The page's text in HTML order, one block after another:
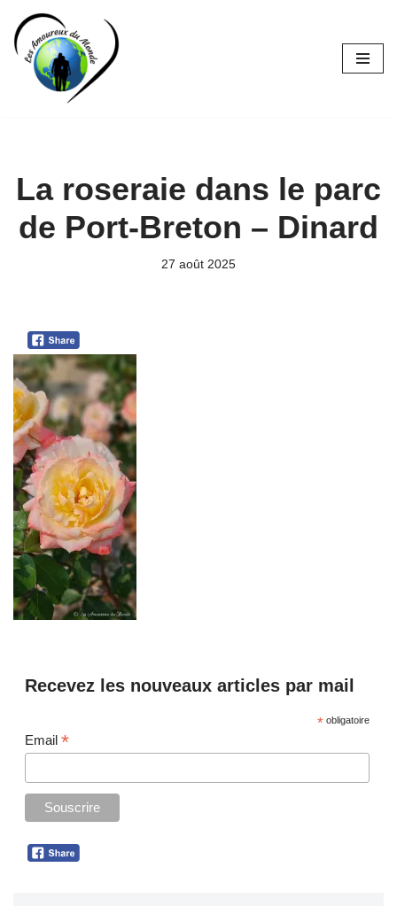
Aller
contenu
La roseraie dans le parc
de Port-Breton – Dinard
27 août 2025
Recevez les nouveaux articles par mail
*obligatoire
Email *